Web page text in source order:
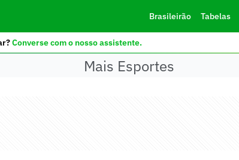
Brasileirão Tabelas
Converse com o nosso assistente.
Mais Esportes